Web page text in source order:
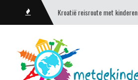
Kroatië reisroute met kinderen